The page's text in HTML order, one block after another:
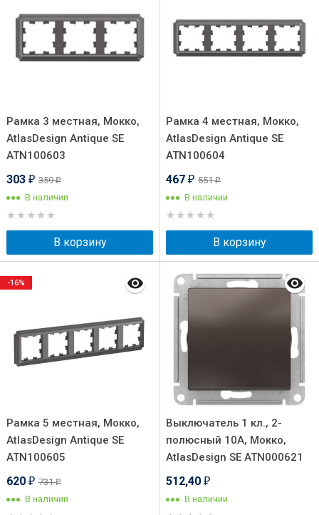
Рамка 3 местная, Мокко,
AtlasDesign Antique SE
ATN100603
303 ₽ 359₽
В наличии
В корзину
Рамка 4 местная, Мокко,
AtlasDesign Antique SE
ATN100604
467 ₽ 551₽
В наличии
В корзину
Рамка 5 местная, Мокко,
AtlasDesign Antique SE
ATN100605
620 ₽ 731₽
В наличии
-16%
Выключатель 1 кл., 2-
полюсный 10А, Мокко,
AtlasDesign SE ATN000621
512,40 ₽
В наличии